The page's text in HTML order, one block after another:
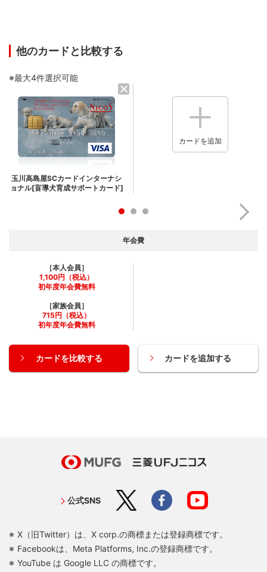
他のカードと比較する
※最大4件選択可能
玉川高島屋SCカードインターナシ
ョナル[盲導犬育成サポートカード]
［本人会員］
1,100円（税込）
初年度年会費無料
［家族会員］
715円（税込）
初年度年会費無料
カードを追加
年会費
カードを比較する カードを追加する
公式SNS
X（旧Twitter）は、X corp.の商標または登録商標です。
Facebookは、Meta Platforms, Inc.の登録商標です。
YouTube は Google LLC の商標です。